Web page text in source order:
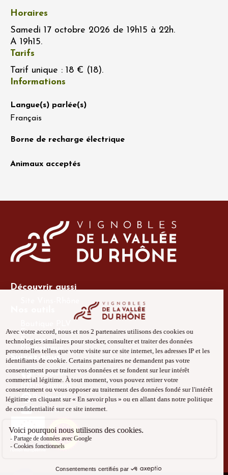
Horaires
Samedi 17 octobre 2026 de 19h15 à 22h.
A 19h15.
Tarifs
Tarif unique : 18 € (18).
Informations
Langue(s) parlée(s)
Français
Borne de recharge électrique
Animaux acceptés
Découvrir aussi
Espace adhérent
Espace presse
Phototèque
Suivez-nous
Facebook
Instagram
Pinterest
Youtube